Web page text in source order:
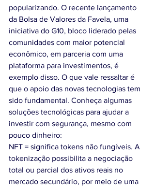
popularizando. O recente lançamento
da Bolsa de Valores da Favela, uma
iniciativa do G10, bloco liderado pelas
comunidades com maior potencial
econômico, em parceria com uma
plataforma para investimentos, é
exemplo disso. O que vale ressaltar é
que o apoio das novas tecnologias tem
sido fundamental. Conheça algumas
soluções tecnológicas para ajudar a
investir com segurança, mesmo com
pouco dinheiro:
NFT = significa tokens não fungíveis. A
tokenização possibilita a negociação
total ou parcial dos ativos reais no
mercado secundário, por meio de uma